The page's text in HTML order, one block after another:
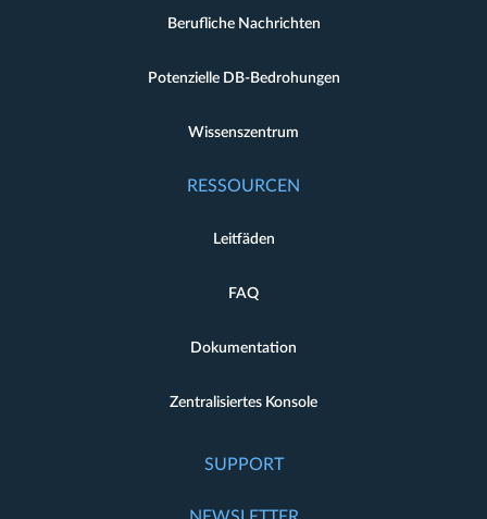
Berufliche Nachrichten
Potenzielle DB-Bedrohungen
Wissenszentrum
RESSOURCEN
Leitfäden
FAQ
Dokumentation
Zentralisiertes Konsole
SUPPORT